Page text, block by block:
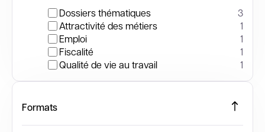
Dossiers thématiques
3
Attractivité des métiers
1
Emploi
1
Fiscalité
1
Qualité de vie au travail
1
Formats